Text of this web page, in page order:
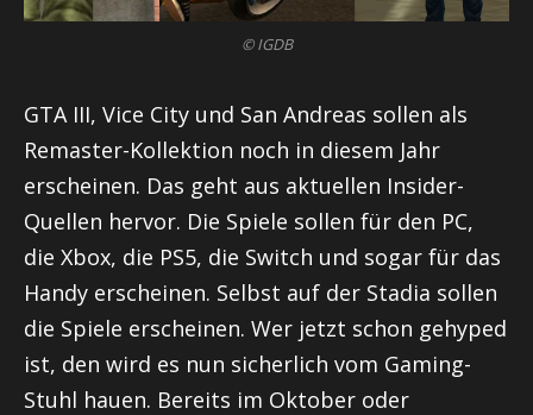
© IGDB
GTA III, Vice City und San Andreas sollen als
Remaster-Kollektion noch in diesem Jahr
erscheinen. Das geht aus aktuellen Insider-
Quellen hervor. Die Spiele sollen für den PC,
die Xbox, die PS5, die Switch und sogar für das
Handy erscheinen. Selbst auf der Stadia sollen
die Spiele erscheinen. Wer jetzt schon gehyped
ist, den wird es nun sicherlich vom Gaming-
Stuhl hauen. Bereits im Oktober oder